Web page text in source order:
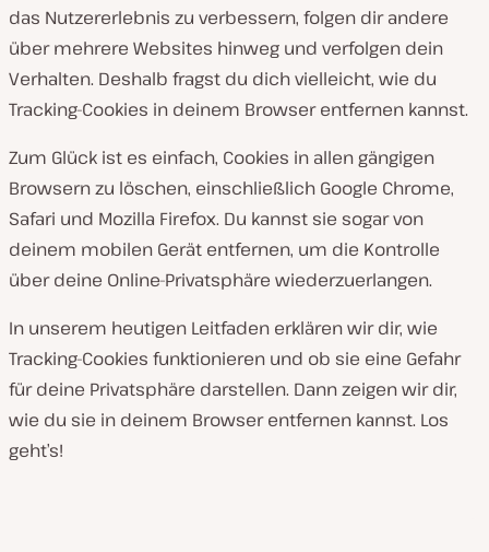
das Nutzererlebnis zu verbessern, folgen dir andere
über mehrere Websites hinweg und verfolgen dein
Verhalten. Deshalb fragst du dich vielleicht, wie du
Tracking-Cookies in deinem Browser entfernen kannst.
Zum Glück ist es einfach, Cookies in allen gängigen
Browsern zu löschen, einschließlich Google Chrome,
Safari und Mozilla Firefox. Du kannst sie sogar von
deinem mobilen Gerät entfernen, um die Kontrolle
über deine Online-Privatsphäre wiederzuerlangen.
In unserem heutigen Leitfaden erklären wir dir, wie
Tracking-Cookies funktionieren und ob sie eine Gefahr
für deine Privatsphäre darstellen. Dann zeigen wir dir,
wie du sie in deinem Browser entfernen kannst. Los
geht’s!